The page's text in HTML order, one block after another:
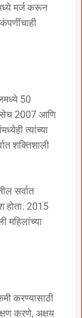
मर्ज करून
50
तसेच 2007 आणि
त्यांच्या
शक्तिशाली
सर्वात
होता. 2015
महिलांच्या
करण्यासाठी
करणे, अक्षय